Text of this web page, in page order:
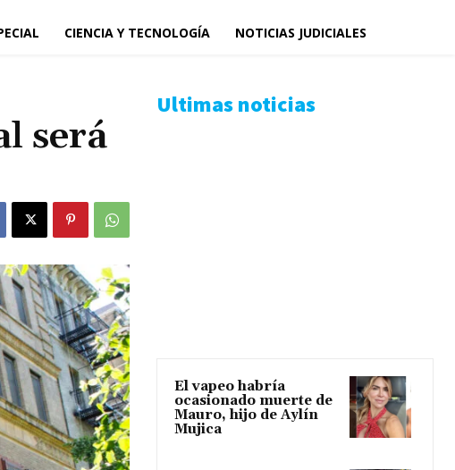
CIENCIA Y TECNOLOGÍA NOTICIAS JUDICIALES
será
Ultimas noticias
El vapeo habría
ocasionado muerte de
Mauro, hijo de Aylín
Mujica